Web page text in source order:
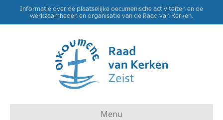
Informatie over de plaatselijke oecumenische activiteiten en de
werkzaamheden en organisatie van de Raad van Kerken.
Menu